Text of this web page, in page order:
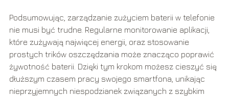
Podsumowując, zarządzanie zużyciem baterii w telefonie
nie musi być trudne. Regularne monitorowanie aplikacji,
które zużywają najwięcej energii, oraz stosowanie
prostych trików oszczędzania może znacząco poprawić
żywotność baterii. Dzięki tym krokom możesz cieszyć się
dłuższym czasem pracy swojego smartfona, unikając
nieprzyjemnych niespodzianek związanych z szybkim